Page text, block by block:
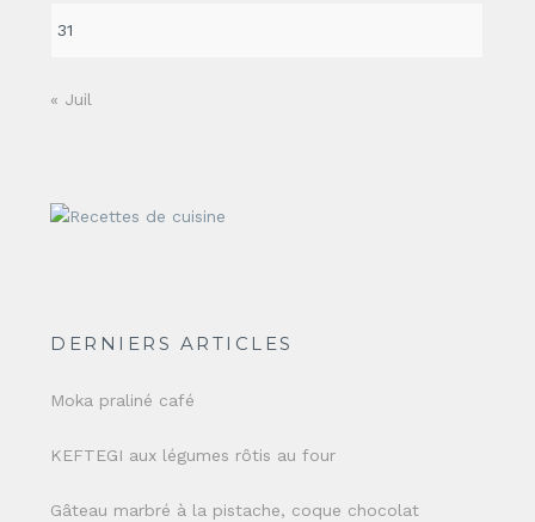
31
« Juil
DERNIERS ARTICLES
Moka praliné café
KEFTEGI aux légumes rôtis au four
Gâteau marbré à la pistache, coque chocolat